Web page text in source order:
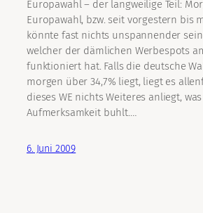
Europawahl – der langweilige Teil:
Europawahl, bzw. seit vorgestern bis
könnte fast nichts unspannender
welcher der dämlichen Werbespots
funktioniert hat. Falls die deutsche
morgen über 34,7% liegt, liegt es
dieses WE nichts Weiteres anliegt,
Aufmerksamkeit buhlt.…
6. Juni 2009